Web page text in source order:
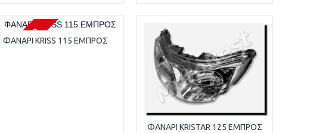
Μη διαθέσιμο
ΦΑΝΑΡΙ KRISS 115 ΕΜΠΡΟΣ
ΦΑΝΑΡΙ KRISTAR 125 ΕΜΠΡΟΣ